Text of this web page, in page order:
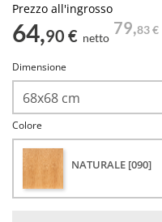
Prezzo all'ingrosso
64,90 € netto
79,83 €
Dimensione
Colore
NATURALE [090]